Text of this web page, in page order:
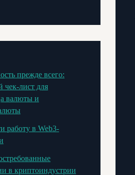
прежде всего:
чек-лист для
валюты и
работу в Web3-
в криптоиндустрии